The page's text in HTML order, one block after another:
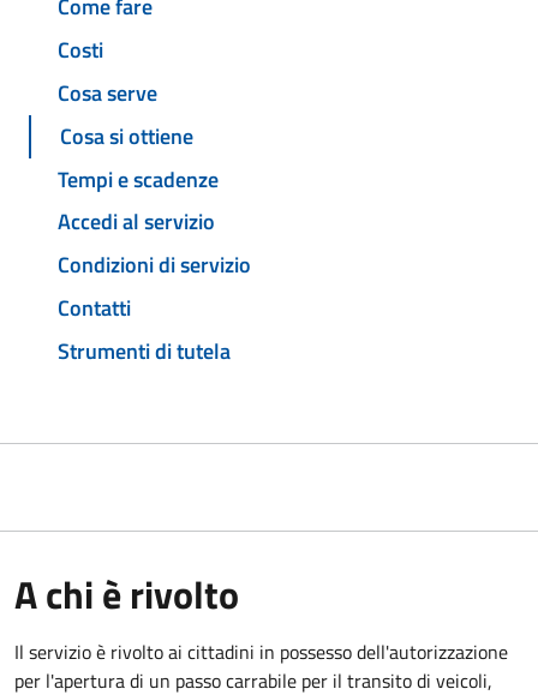
Come fare
Costi
Cosa serve
Cosa si ottiene
Tempi e scadenze
Accedi al servizio
Condizioni di servizio
Contatti
Strumenti di tutela
A chi è rivolto
Il servizio è rivolto ai cittadini in possesso dell'autorizzazione
per l'apertura di un passo carrabile per il transito di veicoli,